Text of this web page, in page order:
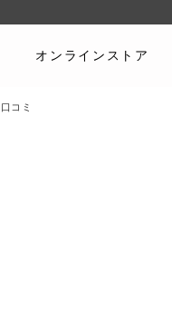
オンラインストア
コミ